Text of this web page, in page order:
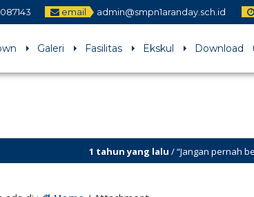
email admin@smpn1aranday.sch.id
Galeri Fasilitas Ekskul Download
1 tahun yang lalu/ “Jangan pernah berhenti